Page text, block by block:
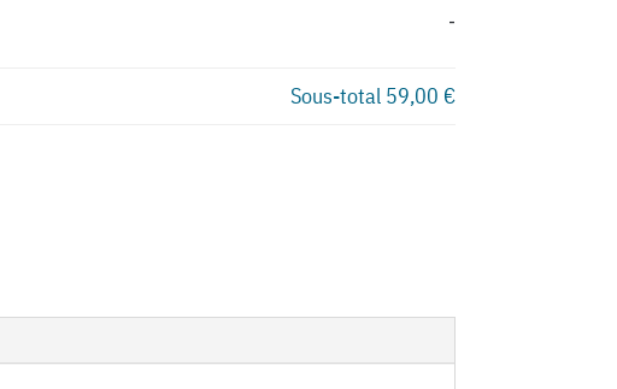
-
Sous-total 59,00 €